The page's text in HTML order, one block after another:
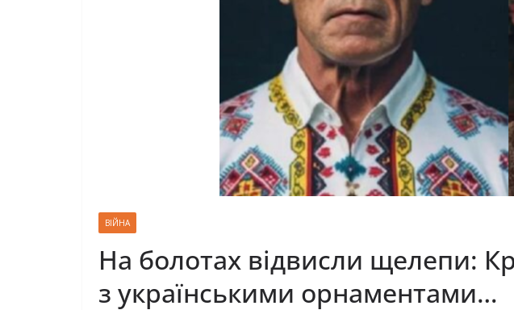
ВІЙНА
На болотах відвисли щелепи:
з українськими орнаментами…